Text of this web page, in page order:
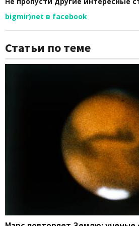
bigmir)net в facebook
Статьи по теме